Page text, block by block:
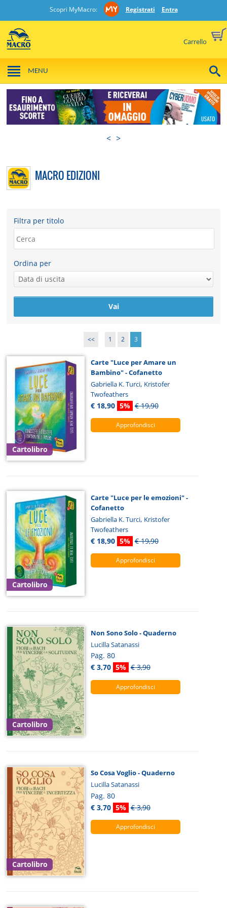
Scopri MyMacro: Registrati Entra
Carrello
MENU
< >
MACRO EDIZIONI
Filtra per titolo
Ordina per
<< 1 2 3
Cartolibro
Carte "Luce per Amare un
Bambino" - Cofanetto
Gabriella K. Turci, Kristofer
Twofeathers
€ 18,90 5% € 19,90
Approfondisci
Cartolibro
Carte "Luce per le emozioni" -
Cofanetto
Gabriella K. Turci, Kristofer
Twofeathers
€ 18,90 5% € 19,90
Approfondisci
Cartolibro
Non Sono Solo - Quaderno
Lucilla Satanassi
Pag. 80
€ 3,70 5% € 3,90
Approfondisci
Cartolibro
So Cosa Voglio - Quaderno
Lucilla Satanassi
Pag. 80
€ 3,70 5% € 3,90
Approfondisci